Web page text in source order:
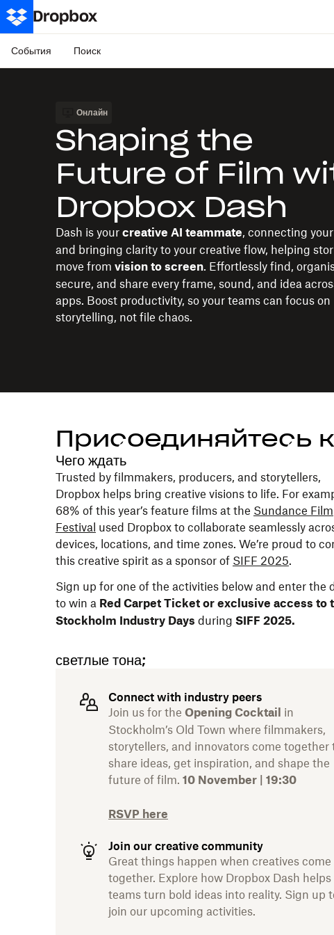
События Поиск
Онлайн
Shaping the
Future of Film
Dropbox Dash
Dash is your creative AI teammate, connecting
and bringing clarity to your creative flow, helping
move from vision to screen. Effortlessly find,
secure, and share every frame, sound, and idea
apps. Boost productivity, so your teams can focus on
storytelling, not file chaos.
Присоединяйтесь
Чего ждать
Trusted by filmmakers, producers, and storytellers,
Dropbox helps bring creative visions to life. For
68% of this year’s feature films at the Sundance Film
Festival used Dropbox to collaborate seamlessly
devices, locations, and time zones. We’re proud to
this creative spirit as a sponsor of SIFF 2025.
Sign up for one of the activities below and enter the
to win a Red Carpet Ticket or exclusive access to
Stockholm Industry Days during SIFF 2025.
светлые тона;
Connect with industry peers
Join us for the Opening Cocktail in
Stockholm’s Old Town where filmmakers,
storytellers, and innovators come together
share ideas, get inspiration, and shape the
future of film. 10 November | 19:30
RSVP here
Join our creative community
Great things happen when creatives come
together. Explore how Dropbox Dash helps
teams turn bold ideas into reality. Sign up
join our upcoming activities.